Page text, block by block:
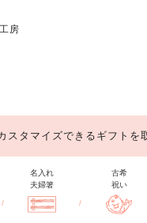
房
スタマイズできるギフトを
/
名入れ
夫婦箸
/
古希
祝い